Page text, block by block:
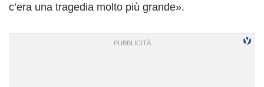
c’era una tragedia molto più grande».